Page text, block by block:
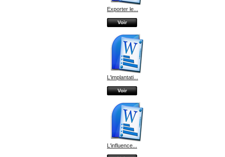
Exporter le...
Voir
L'implantati...
Voir
L'influence...